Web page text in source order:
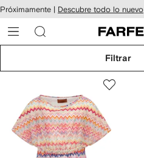
al
Próximamente | Descubre todo lo nuevo
Filtrar